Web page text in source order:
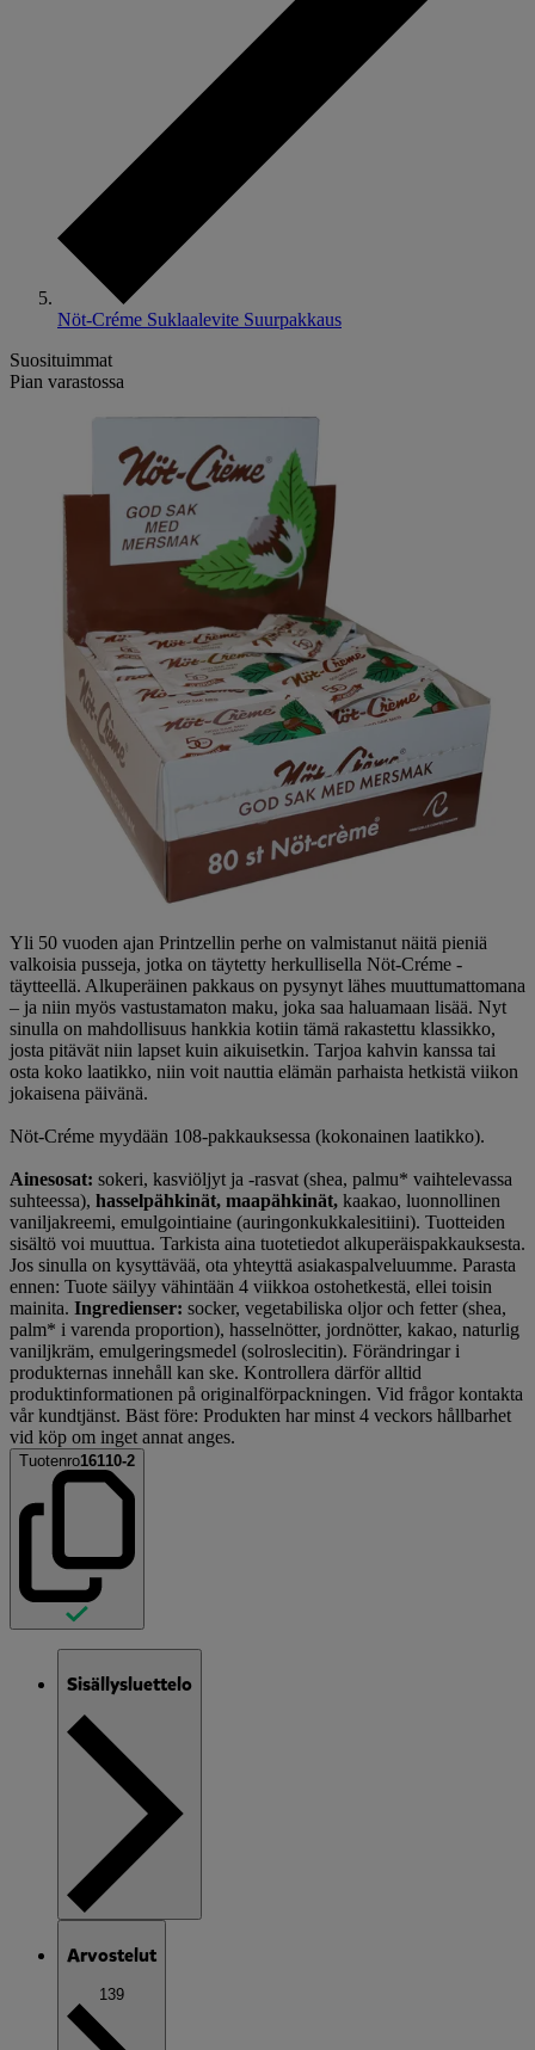
Nöt-Créme Suklaalevite Suurpakkaus
Suosituimmat
Pian varastossa
Yli 50 vuoden ajan Printzellin perhe on valmistanut näitä pieniä
valkoisia pusseja, jotka on täytetty herkullisella Nöt-Créme -
täytteellä. Alkuperäinen pakkaus on pysynyt lähes muuttumattomana
– ja niin myös vastustamaton maku, joka saa haluamaan lisää. Nyt
sinulla on mahdollisuus hankkia kotiin tämä rakastettu klassikko,
josta pitävät niin lapset kuin aikuisetkin. Tarjoa kahvin kanssa tai
osta koko laatikko, niin voit nauttia elämän parhaista hetkistä viikon
jokaisena päivänä.
Nöt-Créme myydään 108-pakkauksessa (kokonainen laatikko).
Ainesosat: sokeri, kasviöljyt ja -rasvat (shea, palmu* vaihtelevassa
suhteessa), hasselpähkinät, maapähkinät, kaakao, luonnollinen
vaniljakreemi, emulgointiaine (auringonkukkalesitiini). Tuotteiden
sisältö voi muuttua. Tarkista aina tuotetiedot alkuperäispakkauksesta.
Jos sinulla on kysyttävää, ota yhteyttä asiakaspalveluumme. Parasta
ennen: Tuote säilyy vähintään 4 viikkoa ostohetkestä, ellei toisin
mainita. Ingredienser: socker, vegetabiliska oljor och fetter (shea,
palm* i varenda proportion), hasselnötter, jordnötter, kakao, naturlig
vaniljkräm, emulgeringsmedel (solroslecitin). Förändringar i
produkternas innehåll kan ske. Kontrollera därför alltid
produktinformationen på originalförpackningen. Vid frågor kontakta
vår kundtjänst. Bäst före: Produkten har minst 4 veckors hållbarhet
vid köp om inget annat anges.
Tuotenro16110-2
Sisällysluettelo
Arvostelut
139